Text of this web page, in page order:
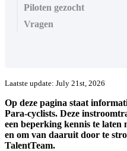
Piloten gezocht
Vragen
Laatste update: July 21st, 2026
Op deze pagina staat
Para-cyclists. Deze
een beperking kennis te
en om van daaruit door te
TalentTeam.